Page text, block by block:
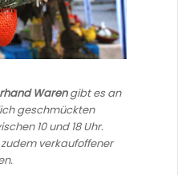
Warengibt es an
geschmückten
10 und 18 Uhr.
zudem verkaufoffener